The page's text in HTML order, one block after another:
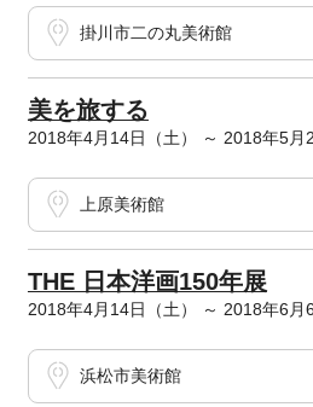
掛川市二の丸美術館
美を旅する
2018年4月14日（土） ～ 2018年5月
上原美術館
THE 日本洋画150年展
2018年4月14日（土） ～ 2018年6月6
浜松市美術館